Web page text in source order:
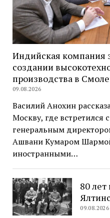
Индийская компания
создании
производства в
09.08.2026
Василий Анохин
Москву, где встретился
генеральным
Ашвани Кумаром
иностранными…
80
09.08.2026